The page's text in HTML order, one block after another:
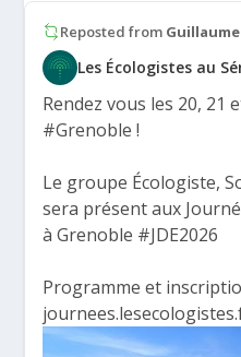
Reposted from
Les Écologistes au
Rendez vous les 20, 21
#Grenoble !
Le groupe Écologiste,
sera présent aux
à Grenoble #JDE2026
Programme et